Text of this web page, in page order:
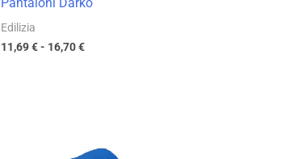
Edilizia
11,69€- 16,70€
prezzo: